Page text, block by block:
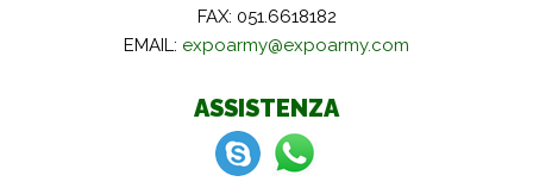
FAX: 051.6618182
EMAIL: expoarmy@expoarmy.com
ASSISTENZA